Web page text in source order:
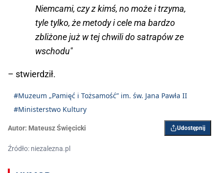
Niemcami, czy z kimś, no może i trzyma,
tyle tylko, że metody i cele ma bardzo
zbliżone już w tej chwili do satrapów ze
wschodu"
– stwierdził.
#Muzeum „Pamięć i Tożsamość” im. św. Jana Pawła II
#Ministerstwo Kultury
Autor: Mateusz Święcicki Udostępnij
Źródło: niezalezna.pl